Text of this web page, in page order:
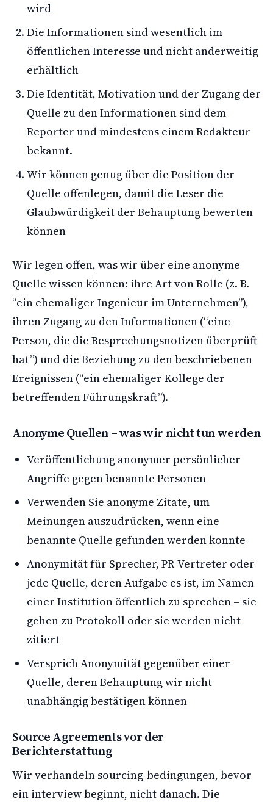
wird
Die Informationen sind wesentlich im
öffentlichen Interesse und nicht anderweitig
erhältlich
Die Identität, Motivation und der Zugang der
Quelle zu den Informationen sind dem
Reporter und mindestens einem Redakteur
bekannt.
Wir können genug über die Position der
Quelle offenlegen, damit die Leser die
Glaubwürdigkeit der Behauptung bewerten
können
Wir legen offen, was wir über eine anonyme
Quelle wissen können: ihre Art von Rolle (z. B.
“ein ehemaliger Ingenieur im Unternehmen”),
ihren Zugang zu den Informationen (“eine
Person, die die Besprechungsnotizen überprüft
hat”) und die Beziehung zu den beschriebenen
Ereignissen (“ein ehemaliger Kollege der
betreffenden Führungskraft”).
Anonyme Quellen – was wir nicht tun werden
Veröffentlichung anonymer persönlicher
Angriffe gegen benannte Personen
Verwenden Sie anonyme Zitate, um
Meinungen auszudrücken, wenn eine
benannte Quelle gefunden werden konnte
Anonymität für Sprecher, PR-Vertreter oder
jede Quelle, deren Aufgabe es ist, im Namen
einer Institution öffentlich zu sprechen – sie
gehen zu Protokoll oder sie werden nicht
zitiert
Versprich Anonymität gegenüber einer
Quelle, deren Behauptung wir nicht
unabhängig bestätigen können
Source Agreements vor der
Berichterstattung
Wir verhandeln sourcing-bedingungen, bevor
ein interview beginnt, nicht danach. Die